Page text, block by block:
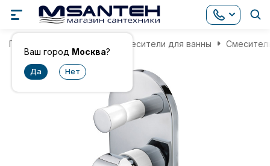
Ваш город Москва?
Главная Смесители для ванны